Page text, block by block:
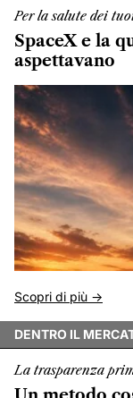
Per la salute dei
SpaceX e la
aspettavano
Scopri di più ->
DENTRO IL
La trasparenza